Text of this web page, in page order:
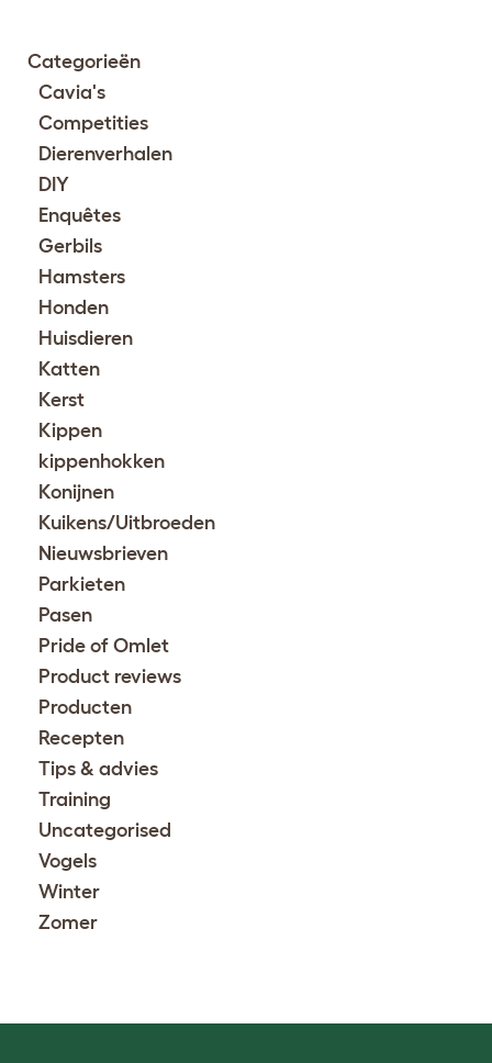
Categorieën
Cavia's
Competities
Dierenverhalen
DIY
Enquêtes
Gerbils
Hamsters
Honden
Huisdieren
Katten
Kerst
Kippen
kippenhokken
Konijnen
Kuikens/Uitbroeden
Nieuwsbrieven
Parkieten
Pasen
Pride of Omlet
Product reviews
Producten
Recepten
Tips & advies
Training
Uncategorised
Vogels
Winter
Zomer